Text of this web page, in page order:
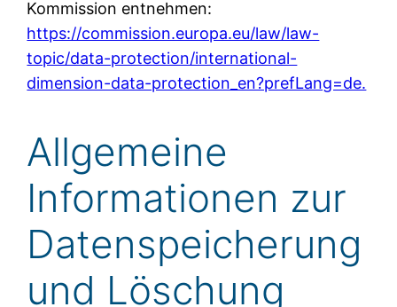
Kommission entnehmen:
https://commission.europa.eu/law/law-
topic/data-protection/international-
dimension-data-protection_en?prefLang=de.
Allgemeine
Informationen zur
Datenspeicherung
und Löschung